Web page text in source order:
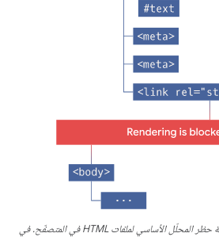
رسم بياني يوضّح كيفية حظر المحلّل الأساسي لملفات HTML في المتصفّح. في